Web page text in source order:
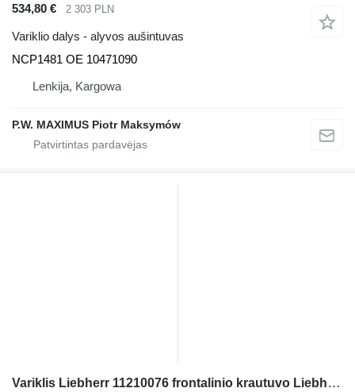
534,80 € 2 303 PLN
Variklio dalys - alyvos aušintuvas
NCP1481 OE 10471090
Lenkija, Kargowa
P.W. MAXIMUS Piotr Maksymów
Variklis Liebherr 11210076 frontalinio krautuvo Liebherr L566; L580